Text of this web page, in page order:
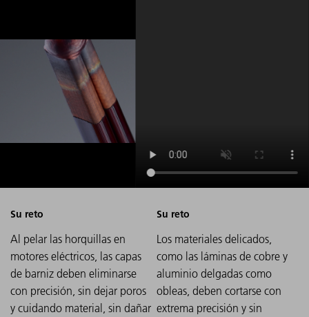
Al pelar las horquillas en
motores eléctricos, las capas
de barniz deben eliminarse
con precisión, sin dejar poros
y cuidando material, sin dañar
Los materiales delicados,
como las láminas de cobre y
aluminio delgadas como
obleas, deben cortarse con
extrema precisión y sin